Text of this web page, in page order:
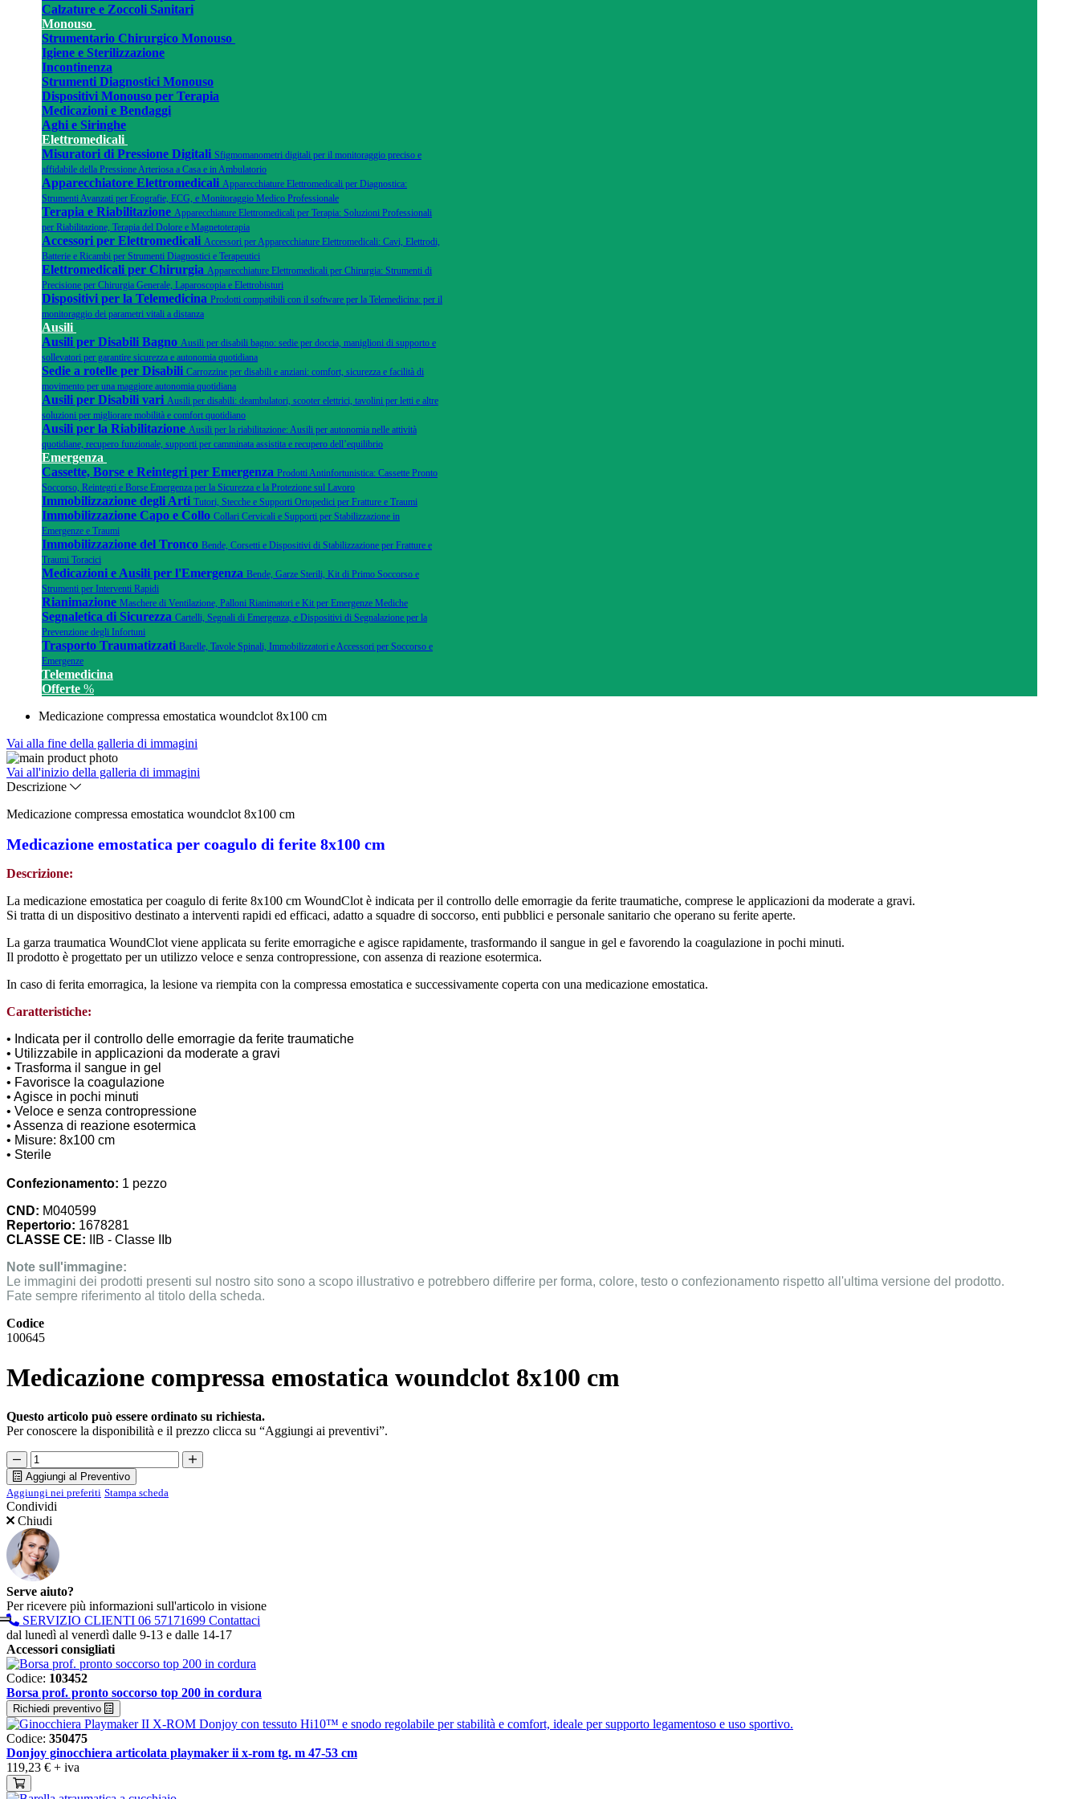
Calzature e Zoccoli Sanitari
Monouso
Strumentario Chirurgico Monouso
Igiene e Sterilizzazione
Incontinenza
Strumenti Diagnostici Monouso
Dispositivi Monouso per Terapia
Medicazioni e Bendaggi
Aghi e Siringhe
Elettromedicali
Misuratori di Pressione Digitali Sfigmomanometri digitali per il monitoraggio preciso e
affidabile della Pressione Arteriosa a Casa e in Ambulatorio
Apparecchiatore Elettromedicali Apparecchiature Elettromedicali per Diagnostica:
Strumenti Avanzati per Ecografie, ECG, e Monitoraggio Medico Professionale
Terapia e Riabilitazione Apparecchiature Elettromedicali per Terapia: Soluzioni Professionali
per Riabilitazione, Terapia del Dolore e Magnetoterapia
Accessori per Elettromedicali Accessori per Apparecchiature Elettromedicali: Cavi, Elettrodi,
Batterie e Ricambi per Strumenti Diagnostici e Terapeutici
Elettromedicali per Chirurgia Apparecchiature Elettromedicali per Chirurgia: Strumenti di
Precisione per Chirurgia Generale, Laparoscopia e Elettrobisturi
Dispositivi per la Telemedicina Prodotti compatibili con il software per la Telemedicina: per il
monitoraggio dei parametri vitali a distanza
Ausili
Ausili per Disabili Bagno Ausili per disabili bagno: sedie per doccia, maniglioni di supporto e
sollevatori per garantire sicurezza e autonomia quotidiana
Sedie a rotelle per Disabili Carrozzine per disabili e anziani: comfort, sicurezza e facilità di
movimento per una maggiore autonomia quotidiana
Ausili per Disabili vari Ausili per disabili: deambulatori, scooter elettrici, tavolini per letti e altre
soluzioni per migliorare mobilità e comfort quotidiano
Ausili per la Riabilitazione Ausili per la riabilitazione: Ausili per autonomia nelle attività
quotidiane, recupero funzionale, supporti per camminata assistita e recupero dell’equilibrio
Emergenza
Cassette, Borse e Reintegri per Emergenza Prodotti Antinfortunistica: Cassette Pronto
Soccorso, Reintegri e Borse Emergenza per la Sicurezza e la Protezione sul Lavoro
Immobilizzazione degli Arti Tutori, Stecche e Supporti Ortopedici per Fratture e Traumi
Immobilizzazione Capo e Collo Collari Cervicali e Supporti per Stabilizzazione in
Emergenze e Traumi
Immobilizzazione del Tronco Bende, Corsetti e Dispositivi di Stabilizzazione per Fratture e
Traumi Toracici
Medicazioni e Ausili per l'Emergenza Bende, Garze Sterili, Kit di Primo Soccorso e
Strumenti per Interventi Rapidi
Rianimazione Maschere di Ventilazione, Palloni Rianimatori e Kit per Emergenze Mediche
Segnaletica di Sicurezza Cartelli, Segnali di Emergenza, e Dispositivi di Segnalazione per la
Prevenzione degli Infortuni
Trasporto Traumatizzati Barelle, Tavole Spinali, Immobilizzatori e Accessori per Soccorso e
Emergenze
Telemedicina
Offerte %
Medicazione compressa emostatica woundclot 8x100 cm
Vai alla fine della galleria di immagini
Vai all'inizio della galleria di immagini
Descrizione
Medicazione compressa emostatica woundclot 8x100 cm
Medicazione emostatica per coagulo di ferite 8x100 cm
Descrizione:
La medicazione emostatica per coagulo di ferite 8x100 cm WoundClot è indicata per il controllo delle emorragie da ferite traumatiche, comprese le applicazioni da moderate a gravi.
Si tratta di un dispositivo destinato a interventi rapidi ed efficaci, adatto a squadre di soccorso, enti pubblici e personale sanitario che operano su ferite aperte.
La garza traumatica WoundClot viene applicata su ferite emorragiche e agisce rapidamente, trasformando il sangue in gel e favorendo la coagulazione in pochi minuti.
Il prodotto è progettato per un utilizzo veloce e senza contropressione, con assenza di reazione esotermica.
In caso di ferita emorragica, la lesione va riempita con la compressa emostatica e successivamente coperta con una medicazione emostatica.
Caratteristiche:
• Indicata per il controllo delle emorragie da ferite traumatiche
• Utilizzabile in applicazioni da moderate a gravi
• Trasforma il sangue in gel
• Favorisce la coagulazione
• Agisce in pochi minuti
• Veloce e senza contropressione
• Assenza di reazione esotermica
• Misure: 8x100 cm
• Sterile
Confezionamento: 1 pezzo
CND: M040599
Repertorio: 1678281
CLASSE CE: IIB - Classe IIb
Note sull'immagine:
Le immagini dei prodotti presenti sul nostro sito sono a scopo illustrativo e potrebbero differire per forma, colore, testo o confezionamento rispetto all'ultima versione del prodotto.
Fate sempre riferimento al titolo della scheda.
Codice
100645
Medicazione compressa emostatica woundclot 8x100 cm
Questo articolo può essere ordinato su richiesta.
Per conoscere la disponibilità e il prezzo clicca su “Aggiungi ai preventivi”.
Aggiungi al Preventivo
Aggiungi nei preferiti Stampa scheda
Condividi
Chiudi
Serve aiuto?
Per ricevere più informazioni sull'articolo in visione
SERVIZIO CLIENTI 06 57171699 Contattaci
dal lunedì al venerdì dalle 9-13 e dalle 14-17
Accessori consigliati
Codice: 103452
Borsa prof. pronto soccorso top 200 in cordura
Richiedi preventivo
Codice: 350475
Donjoy ginocchiera articolata playmaker ii x-rom tg. m 47-53 cm
119,23 € + iva